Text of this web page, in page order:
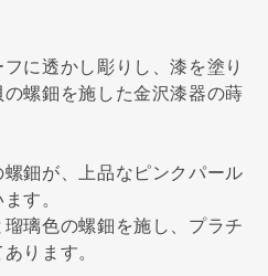
に透かし彫りし、漆を塗り
螺鈿を施した金沢漆器の蒔
鈿が、上品なピンクパール
す。
璃色の螺鈿を施し、プラチ
ります。